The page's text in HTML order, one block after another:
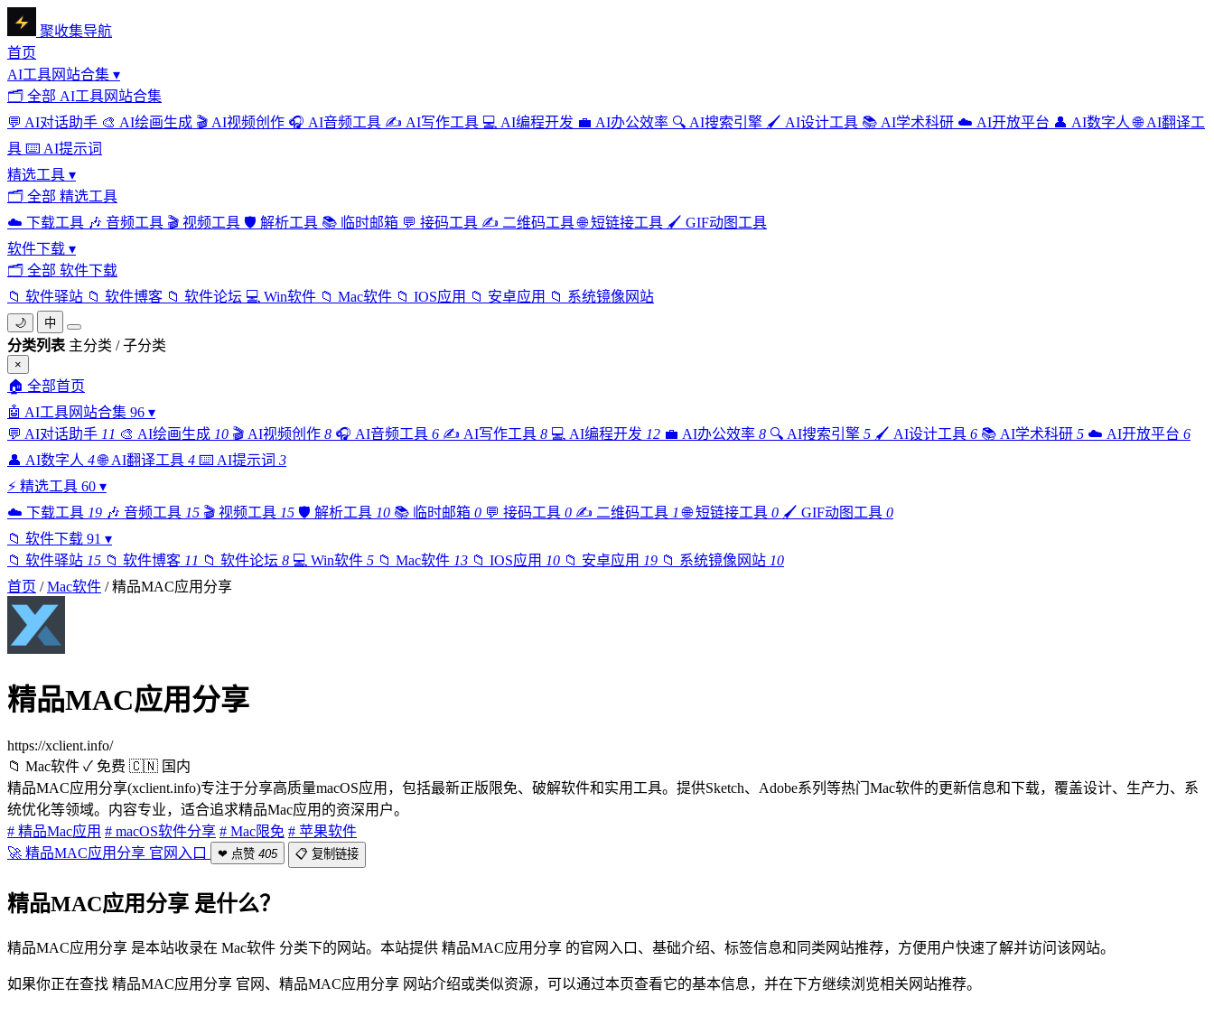
聚收集导航
首页
AI工具网站合集 ▾
🗂 全部 AI工具网站合集
💬 AI对话助手 🎨 AI绘画生成 🎬 AI视频创作 🎧 AI音频工具 ✍️ AI写作工具 💻 AI编程开发 💼 AI办公效率 🔍 AI搜索引擎 🖌️ AI设计工具 📚 AI学术科研 ☁️ AI开放平台 👤 AI数字人 🌐 AI翻译工
具 ⌨️ AI提示词
精选工具 ▾
🗂 全部 精选工具
☁️ 下载工具 🎶 音频工具 🎬 视频工具 🛡️ 解析工具 📚 临时邮箱 💬 接码工具 ✍️ 二维码工具 🌐 短链接工具 🖌️ GIF动图工具
软件下载 ▾
🗂 全部 软件下载
📁 软件驿站 📁 软件博客 📁 软件论坛 💻 Win软件 📁 Mac软件 📁 IOS应用 📁 安卓应用 📁 系统镜像网站
🌙 中
分类列表 主分类 / 子分类
×
🏠 全部首页
🤖 AI工具网站合集 96 ▾
💬 AI对话助手 11 🎨 AI绘画生成 10 🎬 AI视频创作 8 🎧 AI音频工具 6 ✍️ AI写作工具 8 💻 AI编程开发 12 💼 AI办公效率 8 🔍 AI搜索引擎 5 🖌️ AI设计工具 6 📚 AI学术科研 5 ☁️ AI开放平台 6
👤 AI数字人 4 🌐 AI翻译工具 4 ⌨️ AI提示词 3
⚡ 精选工具 60 ▾
☁️ 下载工具 19 🎶 音频工具 15 🎬 视频工具 15 🛡️ 解析工具 10 📚 临时邮箱 0 💬 接码工具 0 ✍️ 二维码工具 1 🌐 短链接工具 0 🖌️ GIF动图工具 0
📁 软件下载 91 ▾
📁 软件驿站 15 📁 软件博客 11 📁 软件论坛 8 💻 Win软件 5 📁 Mac软件 13 📁 IOS应用 10 📁 安卓应用 19 📁 系统镜像网站 10
首页 / Mac软件 / 精品MAC应用分享
精品MAC应用分享
https://xclient.info/
📁 Mac软件 ✓ 免费 🇨🇳 国内
精品MAC应用分享(xclient.info)专注于分享高质量macOS应用，包括最新正版限免、破解软件和实用工具。提供Sketch、Adobe系列等热门Mac软件的更新信息和下载，覆盖设计、生产力、系
统优化等领域。内容专业，适合追求精品Mac应用的资深用户。
# 精品Mac应用 # macOS软件分享 # Mac限免 # 苹果软件
🚀 精品MAC应用分享 官网入口
❤ 点赞 405 📋 复制链接
精品MAC应用分享 是什么？
精品MAC应用分享 是本站收录在 Mac软件 分类下的网站。本站提供 精品MAC应用分享 的官网入口、基础介绍、标签信息和同类网站推荐，方便用户快速了解并访问该网站。
如果你正在查找 精品MAC应用分享 官网、精品MAC应用分享 网站介绍或类似资源，可以通过本页查看它的基本信息，并在下方继续浏览相关网站推荐。